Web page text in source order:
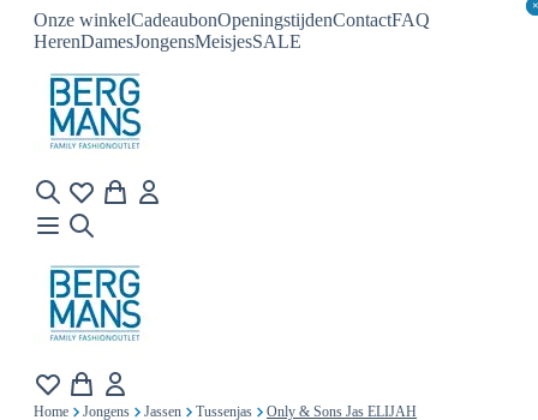
Onze winkelCadeaubonOpeningstijdenContactFAQ
HerenDamesJongensMeisjesSALE
×
×
Home Jongens Jassen Tussenjas Only & Sons Jas ELIJAH